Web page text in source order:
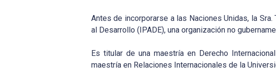
Antes de incorporarse a las Naciones Unidas, la
al Desarrollo (IPADE), una organización no
Es titular de una maestría en Derecho
maestría en Relaciones Internacionales de la